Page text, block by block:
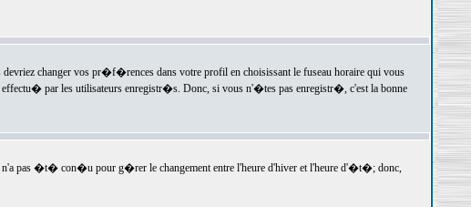
changer vos pr�f�rences dans votre profil en choisissant le fuseau horaire qui vous
effectu� par les utilisateurs enregistr�s. Donc, si vous n'�tes pas enregistr�, c'est la bonne
pas �t� con�u pour g�rer le changement entre l'heure d'hiver et l'heure d'�t�; donc,